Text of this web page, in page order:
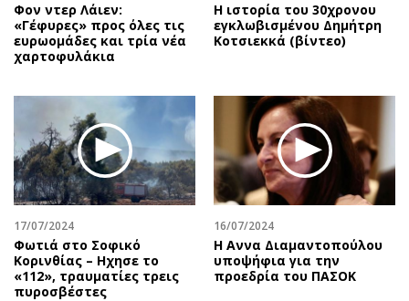
Φον ντερ Λάιεν:
«Γέφυρες» προς όλες τις
ευρωομάδες και τρία νέα
χαρτοφυλάκια
Η ιστορία του 30χρονου
εγκλωβισμένου Δημήτρη
Κοτσιεκκά (βίντεο)
17/07/2024
Φωτιά στο Σοφικό
Κορινθίας – Ηχησε το
«112», τραυματίες τρεις
πυροσβέστες
16/07/2024
Η Αννα Διαμαντοπούλου
υποψήφια για την
προεδρία του ΠΑΣΟΚ